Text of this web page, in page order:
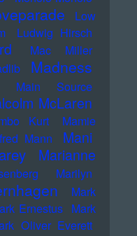
Low
Ludwig Hirsch
Mac Miller
Madness
Main Source
McLaren
Kurt
Mamie
Mann Mani
Marianne
Marilyn
Mark
Ernestus Mark
Oliver Everett